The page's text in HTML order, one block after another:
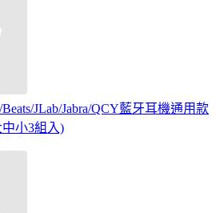
JLab/Jabra/QCY藍牙耳機通用款
小3組入)